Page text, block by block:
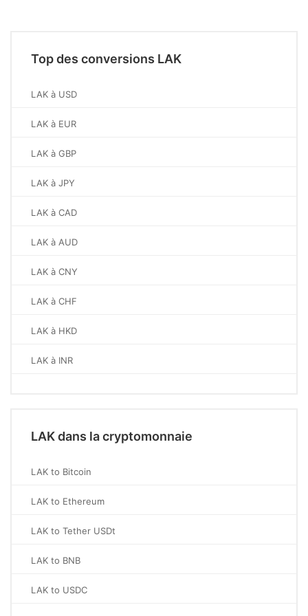
Top des conversions LAK
LAK à USD
LAK à EUR
LAK à GBP
LAK à JPY
LAK à CAD
LAK à AUD
LAK à CNY
LAK à CHF
LAK à HKD
LAK à INR
LAK dans la cryptomonnaie
LAK to Bitcoin
LAK to Ethereum
LAK to Tether USDt
LAK to BNB
LAK to USDC